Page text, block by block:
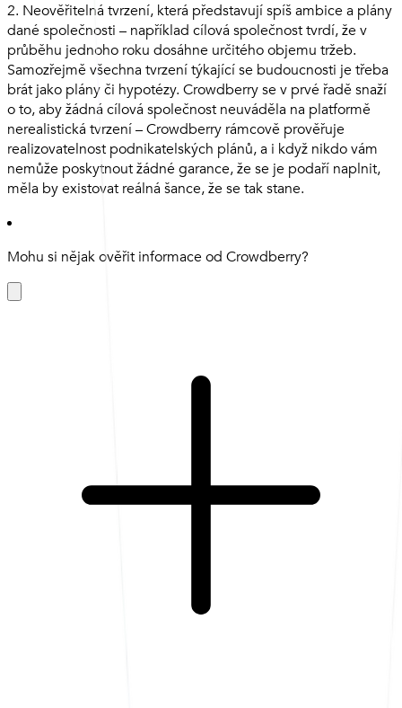
2. Neověřitelná tvrzení, která představují spíš ambice a plány
dané společnosti – například cílová společnost tvrdí, že v
průběhu jednoho roku dosáhne určitého objemu tržeb.
Samozřejmě všechna tvrzení týkající se budoucnosti je třeba
brát jako plány či hypotézy. Crowdberry se v prvé řadě snaží
o to, aby žádná cílová společnost neuváděla na platformě
nerealistická tvrzení – Crowdberry rámcově prověřuje
realizovatelnost podnikatelských plánů, a i když nikdo vám
nemůže poskytnout žádné garance, že se je podaří naplnit,
měla by existovat reálná šance, že se tak stane.
Mohu si nějak ověřit informace od Crowdberry?